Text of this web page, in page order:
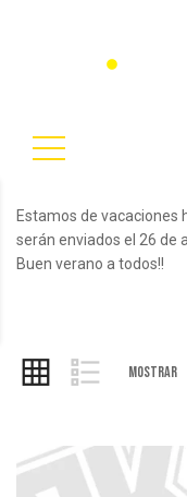
Estamos de vacaciones
serán enviados el 26 de
Buen verano a todos!!
Mostrar